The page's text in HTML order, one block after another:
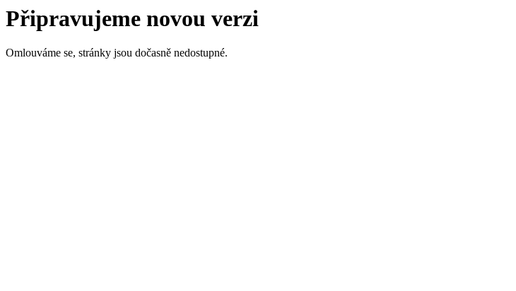
Připravujeme novou verzi
Omlouváme se, stránky jsou dočasně nedostupné.